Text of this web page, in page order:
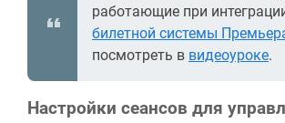
работающие при
билетной системы
посмотреть в видеоуроке.
Настройки сеансов для